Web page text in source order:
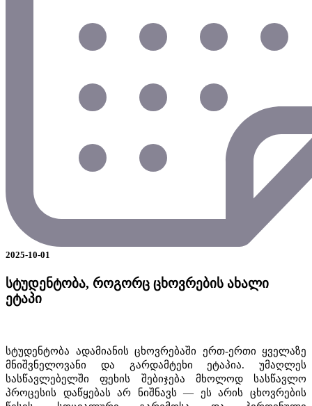
2025-10-01
სტუდენტობა, როგორც ცხოვრების ახალი
ეტაპი
სტუდენტობა ადამიანის ცხოვრებაში ერთ-ერთი ყველაზე
მნიშვნელოვანი და გარდამტეხი ეტაპია. უმაღლეს
სასწავლებელში ფეხის შებიჯება მხოლოდ სასწავლო
პროცესის დაწყებას არ ნიშნავს — ეს არის ცხოვრების